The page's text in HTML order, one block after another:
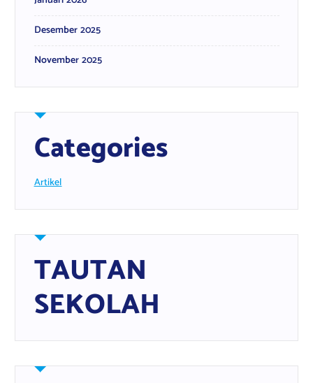
Desember 2025
November 2025
Categories
Artikel
TAUTAN
SEKOLAH